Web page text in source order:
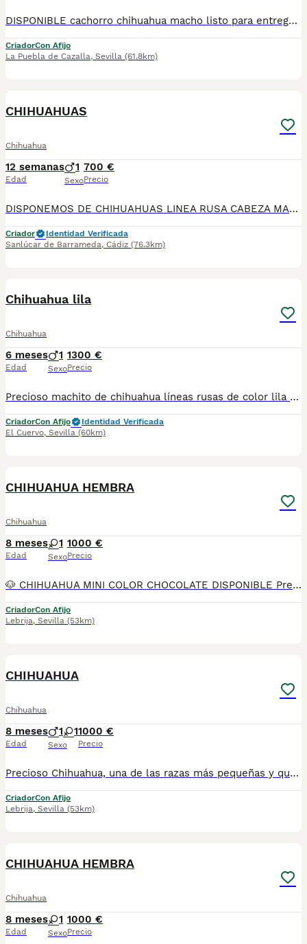
DISPONIBLE cachorro chihuahua macho listo para entregarla miniatura toy tamaño muy pequeño . FOTOS REALES. Tiene muy buen carácter criado en entorno familiar cariñosos y muy jugueton ideal para compañías se entrega revisado por nuestro veterinario desparacitado con dos vacunas. enseñado hacer sus necesidades en empapadera se envia a todas españa más información por WhatsApp o llamadas 602212186 saludo
CriadorCon Afijo
La Puebla de Cazalla, Sevilla (61.8km)
CHIHUAHUAS
Chihuahua
12 semanas
Edad
1
Sexo
700 €
Precio
DISPONEMOS DE CHIHUAHUAS LINEA RUSA CABEZA MANZANA🍏PREGUNTAR DISPONIBILIDAD SE ENTREGAN CON PRIMERA VACUNA DESPARACITADO Y GARANTIA TENEMOS MUCHA VARIEDAD DE COLORES , BLUE, BLUE MERLE, ARLEQUIN MERLE CHOCOLATE, CHOCOLATE , NEGRO FUEGO, SABLE, BLANCO Y MERLE,LILAC PRECIOS DESDE 550€ ASTA 900€ QUIERES UN AMIGO FIEL? A QUE ESPERAS PA LLAMARNOS 624 08 20 74 ATIENDO MENSAJES, ENVIAMOS A TODA 🇪🇦 CRIADERO LOS PEQUES🇪🇦
Criador
Identidad Verificada
Sanlúcar de Barrameda, Cádiz (76.3km)
Chihuahua lila
Chihuahua
6 meses
Edad
1
Sexo
1300 €
Precio
Precioso machito de chihuahua líneas rusas de color lila anh tan muy pequeño, todos nuestros cachorros se crían en ambiente familiar y en las mejores condiciones de bienestar. Se entrega con. - cartilla veterinaria. - vacunas según edad. - Desparasitado tanto interior como exterior. - certificado de salud. - garantías víricas de diez días y genética de seis meses. - contrato de compra y venta. - factura si la deseas. - pedigree todas las generaciones. - pienso inicial proplan. - Kit de bienvenida. Se puede recoger en persona o se puede enviar a toda España, para más vídeos y fotos actuales nos puedes llamar o escribir al tlf 650628825
CriadorCon Afijo
Identidad Verificada
El Cuervo, Sevilla (60km)
CHIHUAHUA HEMBRA
Chihuahua
8 meses
Edad
1
Sexo
1000 €
Precio
🐶 CHIHUAHUA MINI COLOR CHOCOLATE DISPONIBLE Preciosa Chihuahua mini color chocolate, una variedad muy especial y poco común, destacando por su tono chocolate y su pequeño tamaño. Es una cachorra dulce, cariñosa y muy apegada a las personas, ideal como compañera de vida y perfecta para hogares tranquilos o familias. Somos Mascotas del Sur, estamos ubicados en Sevilla. 📞 611 723 226 📸 Instagram: @mimascotasdelsur057 📸 Para ver más fotos y vídeos reales de nuestros cachorros. Realizamos envíos a toda España y Gibraltar. El precio del envío no está incluido en el precio del cachorro. Posibilidad de envío o recogida directa en nuestras instalaciones. Disponemos de videollamada para conocer a la cachorra antes de la reserva. Posibilidad de reserva y pago contrareembolso. El precio indicado en el anuncio es real. Nuestros cachorros se entregan criados en ambiente familiar, con cariño y socialización desde pequeños, revisados por veterinario y con: • Chip • Pasaporte y cartilla sanitaria • Vacunada y desparasitada • Contrato con garantías víricas y congénitas 👉 Solo atendemos a personas realmente interesadas en ofrecer un buen hogar. #chihuahuamini #chihuahuachocolate #chihuahua #chihuahuapuppy #mascotasdelsur #cachorrosdisponibles #perrospequeños #criadoresresponsable #enviosespaña #gibraltar #familiaresponsable
CriadorCon Afijo
Lebrija, Sevilla (53km)
CHIHUAHUA
Chihuahua
8 meses
Edad
1 1
Sexo
1000 €
Precio
Precioso Chihuahua, una de las razas más pequeñas y queridas por su carácter cariñoso, despierto y muy apegado a su familia. Es un cachorro ideal como perro de compañía, perfecto tanto para piso como para casa. Somos Mascotas del Sur, estamos ubicados en Sevilla. 📞 611 723 226 📸 Instagram: @mimascotasdelsur057 📸 Para ver más fotos y vídeos reales de nuestros cachorros. Realizamos envíos a toda España y Gibraltar. El precio del envío no está incluido en el precio del cachorro. Posibilidad de envío o recogida directa en nuestras instalaciones. Disponemos de videollamada para conocer al cachorro. Posibilidad de reserva y pago contrareembolso. El precio indicado en el anuncio es real. Nuestros cachorros se entregan criados en ambiente familiar, con cariño y socialización desde pequeños, revisados por veterinario y con: • Chip • Pasaporte y cartilla sanitaria • Vacunados y desparasitados • Contrato con garantías víricas y congénitas 👉 Solo atendemos a personas realmente interesadas en ofrecer un buen hogar. #chihuahua #chihuahuapuppy #mascotasdelsur #cachorrosdisponibles #perrospequeños #criadoresresponsable #enviosespaña #gibraltar #familiaresponsable
CriadorCon Afijo
Lebrija, Sevilla (53km)
CHIHUAHUA HEMBRA
Chihuahua
8 meses
Edad
1
Sexo
1000 €
Precio